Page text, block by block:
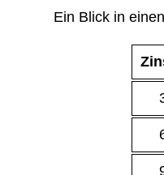
Ein Blick in